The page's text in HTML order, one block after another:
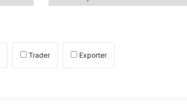
Trader Exporter